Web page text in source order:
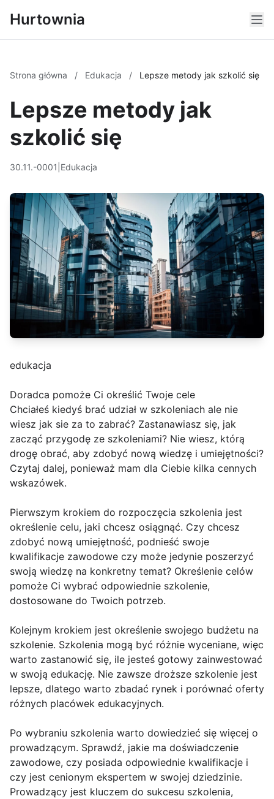
Hurtownia
Strona główna / Edukacja / Lepsze metody jak szkolić się
Lepsze metody jak
szkolić się
30.11.-0001 Edukacja
edukacja
Doradca pomoże Ci określić Twoje cele
Chciałeś kiedyś brać udział w szkoleniach ale nie
wiesz jak sie za to zabrać? Zastanawiasz się, jak
zacząć przygodę ze szkoleniami? Nie wiesz, którą
drogę obrać, aby zdobyć nową wiedzę i umiejętności?
Czytaj dalej, ponieważ mam dla Ciebie kilka cennych
wskazówek.
Pierwszym krokiem do rozpoczęcia szkolenia jest
określenie celu, jaki chcesz osiągnąć. Czy chcesz
zdobyć nową umiejętność, podnieść swoje
kwalifikacje zawodowe czy może jedynie poszerzyć
swoją wiedzę na konkretny temat? Określenie celów
pomoże Ci wybrać odpowiednie szkolenie,
dostosowane do Twoich potrzeb.
Kolejnym krokiem jest określenie swojego budżetu na
szkolenie. Szkolenia mogą być różnie wyceniane, więc
warto zastanowić się, ile jesteś gotowy zainwestować
w swoją edukację. Nie zawsze droższe szkolenie jest
lepsze, dlatego warto zbadać rynek i porównać oferty
różnych placówek edukacyjnych.
Po wybraniu szkolenia warto dowiedzieć się więcej o
prowadzącym. Sprawdź, jakie ma doświadczenie
zawodowe, czy posiada odpowiednie kwalifikacje i
czy jest cenionym ekspertem w swojej dziedzinie.
Prowadzący jest kluczem do sukcesu szkolenia,